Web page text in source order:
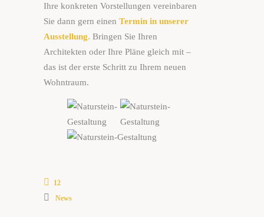
Ihre konkreten Vorstellungen vereinbaren
Sie dann gern einen Termin in unserer
Ausstellung. Bringen Sie Ihren
Architekten oder Ihre Pläne gleich mit –
das ist der erste Schritt zu Ihrem neuen
Wohntraum.
12
News